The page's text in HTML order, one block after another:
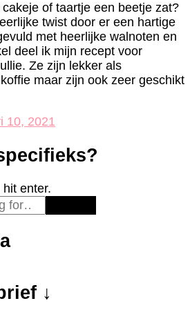
of taartje een beetje zat?
twist door er een hartige
met heerlijke walnoten en
deel ik mijn recept voor
Ze zijn lekker als
maar zijn ook zeer geschikt
10, 2021
enter.
↓